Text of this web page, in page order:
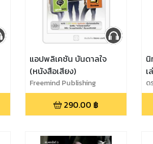
แอปพลิเคชัน บันดาลใจ
(หนังสือเสียง)
Freemind Publishing
290.00 ฿
เ
เ
ด